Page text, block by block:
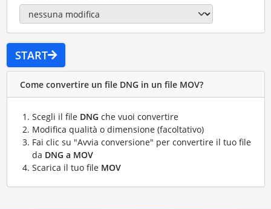
START
Come convertire un file DNG in un file MOV?
Scegli il file DNG che vuoi convertire
Modifica qualità o dimensione (facoltativo)
Fai clic su "Avvia conversione" per convertire il tuo file
da DNG a MOV
Scarica il tuo file MOV